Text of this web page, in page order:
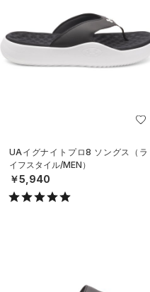
UAイグナイトプロ8 ソングス（ラ
イフスタイル/MEN）
￥5,940